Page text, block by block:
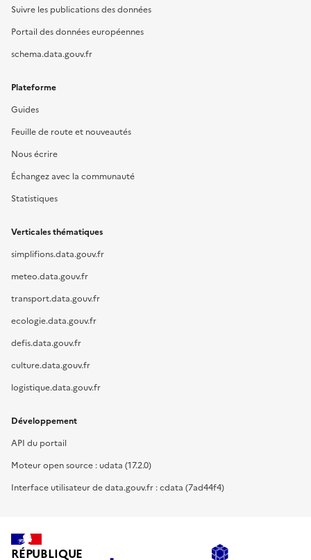
Suivre les publications des données
Portail des données européennes
schema.data.gouv.fr
Plateforme
Guides
Feuille de route et nouveautés
Nous écrire
Échangez avec la communauté
Statistiques
Verticales thématiques
simplifions.data.gouv.fr
meteo.data.gouv.fr
transport.data.gouv.fr
ecologie.data.gouv.fr
defis.data.gouv.fr
culture.data.gouv.fr
logistique.data.gouv.fr
Développement
API du portail
Moteur open source : udata (17.2.0)
Interface utilisateur de data.gouv.fr : cdata (7ad44f4)
RÉPUBLIQUE